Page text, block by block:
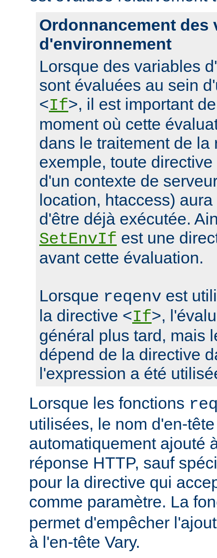
Ordonnancement des
d'environnement
Lorsque des variables
sont évaluées au sein
<If>, il est important
moment où cette
dans le traitement de la
exemple, toute
d'un contexte de
location, htaccess)
d'être déjà exécutée.
SetEnvIf est une
avant cette évaluation.
Lorsque reqenv est
la directive <If>,
général plus tard, mais
dépend de la directive
l'expression a été
Lorsque les fonctions
utilisées, le nom d'en-
automatiquement ajouté
réponse HTTP, sauf
pour la directive qui
comme paramètre. La
permet d'empêcher
à l'en-tête Vary.